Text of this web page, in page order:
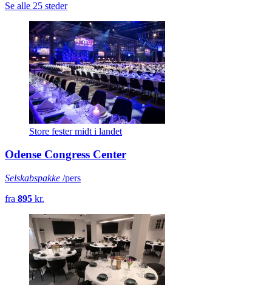
Se alle 25 steder
Store fester midt i landet
Odense Congress Center
Selskabspakke /pers
fra 895 kr.